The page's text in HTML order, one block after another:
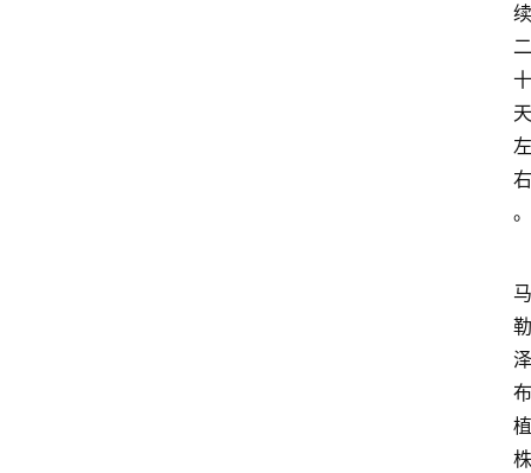
续
二
十
天
左
右
。
马
勒
泽
布
植
株